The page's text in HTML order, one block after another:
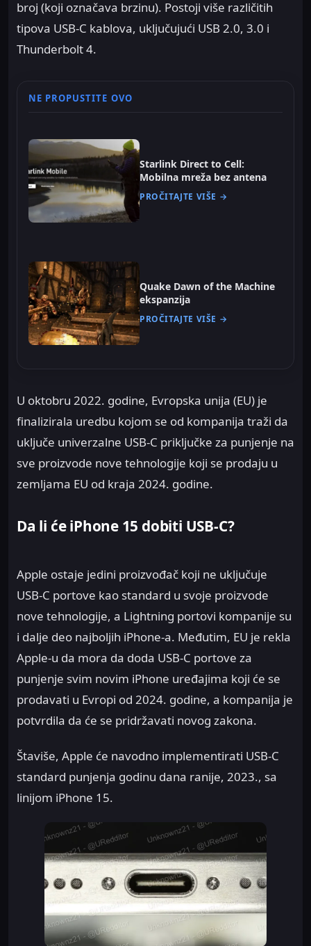
broj (koji označava brzinu). Postoji više različitih
tipova USB-C kablova, uključujući USB 2.0, 3.0 i
Thunderbolt 4.
NE PROPUSTITE OVO
Starlink Direct to Cell:
Mobilna mreža bez antena
PROČITAJTE VIŠE →
Quake Dawn of the Machine
ekspanzija
PROČITAJTE VIŠE →
U oktobru 2022. godine, Evropska unija (EU) je
finalizirala uredbu kojom se od kompanija traži da
uključe univerzalne USB-C priključke za punjenje na
sve proizvode nove tehnologije koji se prodaju u
zemljama EU od kraja 2024. godine.
Da li će iPhone 15 dobiti USB-C?
Apple ostaje jedini proizvođač koji ne uključuje
USB-C portove kao standard u svoje proizvode
nove tehnologije, a Lightning portovi kompanije su
i dalje deo najboljih iPhone-a. Međutim, EU je rekla
Apple-u da mora da doda USB-C portove za
punjenje svim novim iPhone uređajima koji će se
prodavati u Evropi od 2024. godine, a kompanija je
potvrdila da će se pridržavati novog zakona.
Štaviše, Apple će navodno implementirati USB-C
standard punjenja godinu dana ranije, 2023., sa
linijom iPhone 15.